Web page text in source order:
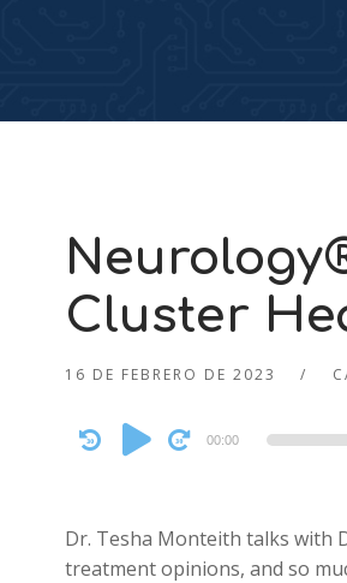
Cluster
16 DE FEBRERO DE 2023
Audio
Player
00:00
Dr. Tesha Monteith talks with
treatment opinions, and so